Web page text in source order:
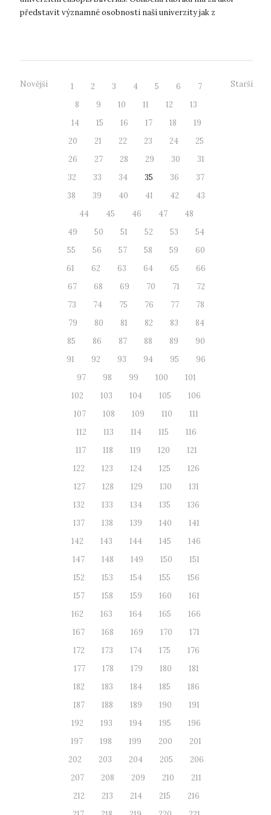
představit významné osobnosti naší univerzity jak z
Novější 1 2 3 4 5 6
7
8
9 10 11 12
13
14
15 16 17 18
19
20
21 22 23 24
25
26
27 28 29 30
31
32
33 34 35 36
37
38
39 40 41 42
43
44
45 46 47
48
49
50 51 52 53
54
55
56 57 58 59
60
61
62 63 64 65
66
67
68 69 70 71
72
73
74 75 76 77
78
79
80 81 82 83
84
85
86 87 88 89
90
91
92 93 94 95
96
97
98 99 100
101
102
103 104 105
106
107
108 109 110
111
112
113 114 115
116
117
118 119 120
121
122
123 124 125
126
127
128 129 130
131
132
133 134 135
136
137
138 139 140
141
142
143 144 145
146
147
148 149 150
151
152
153 154 155
156
157
158 159 160
161
162
163 164 165
166
167
168 169 170
171
172
173 174 175
176
177
178 179 180
181
182
183 184 185
186
187
188 189 190
191
192
193 194 195
196
197
198 199 200
201
202
203 204 205
206
207
208 209 210
211
212
213 214 215
216
Starší